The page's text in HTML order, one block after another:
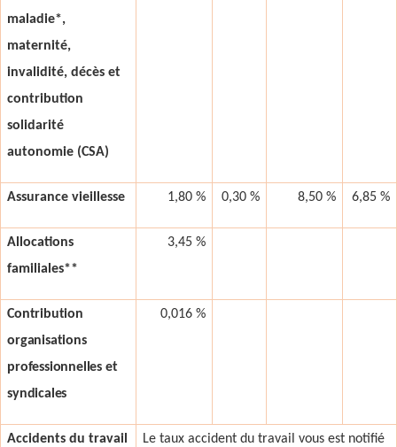
maladie*,
maternité,
invalidité, décès et
contribution
solidarité
autonomie (CSA)
Assurance vieillesse 1,80 % 0,30 % 8,50 % 6,85 %
Allocations
familiales**
3,45 %
Contribution
organisations
professionnelles et
syndicales
0,016 %
Accidents du travail
Le taux accident du travail vous est notifié